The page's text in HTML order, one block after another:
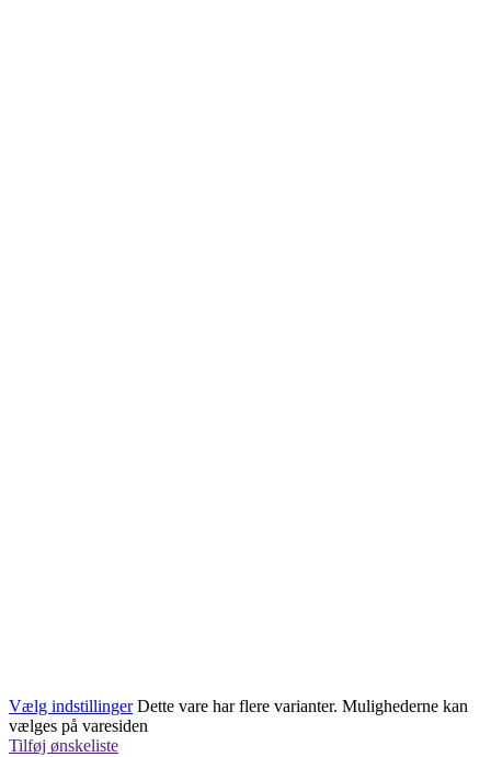
Vælg indstillinger Dette vare har flere varianter. Mulighederne kan
vælges på varesiden
Tilføj ønskeliste